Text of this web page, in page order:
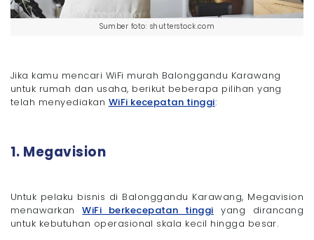
Sumber foto: shutterstock.com
Jika kamu mencari WiFi murah Balonggandu Karawang
untuk rumah dan usaha, berikut beberapa pilihan yang
telah menyediakan WiFi kecepatan tinggi:
1. Megavision
Untuk pelaku bisnis di Balonggandu Karawang, Megavision
menawarkanWiFi berkecepatan tinggi yang dirancang
untuk kebutuhan operasional skala kecil hingga besar.